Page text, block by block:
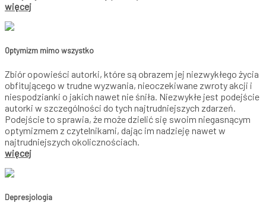
więcej
Optymizm mimo wszystko
Zbiór opowieści autorki, które są obrazem jej niezwykłego życia
obfitującego w trudne wyzwania, nieoczekiwane zwroty akcji i
niespodzianki o jakich nawet nie śniła. Niezwykłe jest podejście
autorki w szczególności do tych najtrudniejszych zdarzeń.
Podejście to sprawia, że może dzielić się swoim niegasnącym
optymizmem z czytelnikami, dając im nadzieję nawet w
najtrudniejszych okolicznościach.
więcej
Depresjologia